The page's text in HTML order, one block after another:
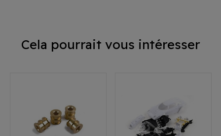
Cela pourrait vous intéresser